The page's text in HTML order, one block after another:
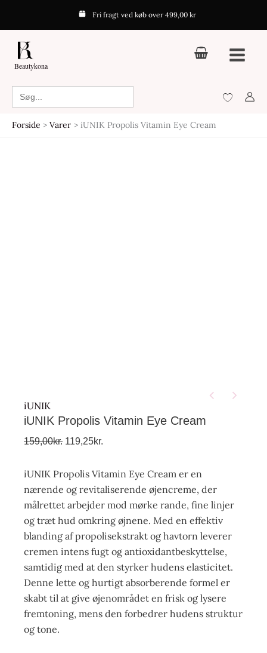
indholdet
Fri fragt ved køb over 499,00 kr
Beautykona
Search
for:
Forside Varer iUNIK Propolis Vitamin Eye Cream
iUNIK
iUNIK Propolis Vitamin Eye Cream
159,00kr. 119,25kr.
aktuelle
iUNIK Propolis Vitamin Eye Cream er en
nærende og revitaliserende øjencreme, der
målrettet arbejder mod mørke rande, fine linjer
og træt hud omkring øjnene. Med en effektiv
blanding af propolisekstrakt og havtorn leverer
cremen intens fugt og antioxidantbeskyttelse,
samtidig med at den styrker hudens elasticitet.
Denne lette og hurtigt absorberende formel er
skabt til at give øjenområdet en frisk og lysere
fremtoning, mens den forbedrer hudens struktur
og tone.